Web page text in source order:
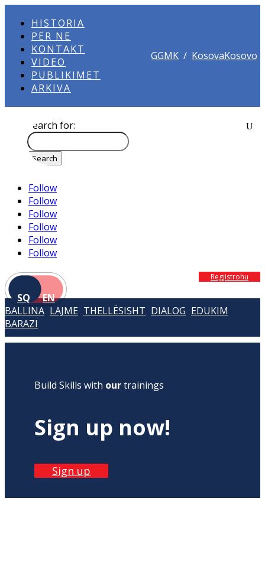
HISTORIA
PËR NE
KONTAKT
VIDEO
PUBLIKIMET
ARKIVA
GGMK / KosovaKosovo
Search for:
Follow
Follow
Follow
Follow
Follow
Follow
SQ EN
Regjistrohu
BALLINA LAJME THELLËSISHT DIALOG EDUKIM
BARAZI
Build Skills with ourtrainings
Sign up now!
Sign up